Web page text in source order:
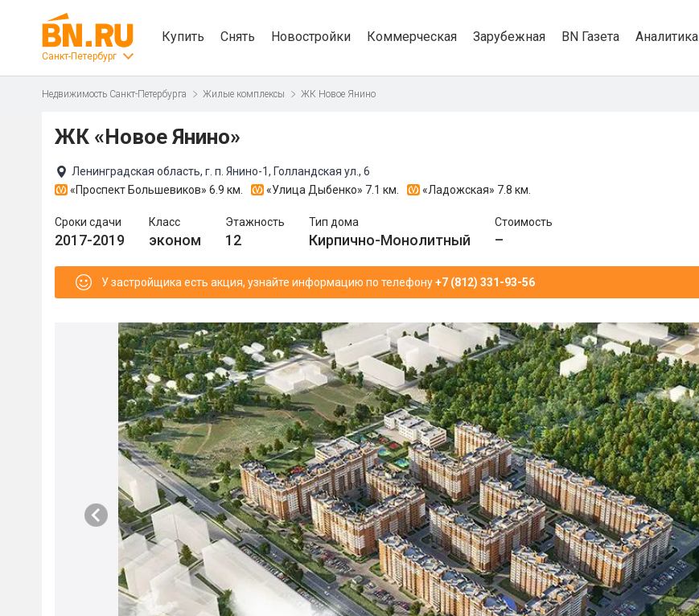
Санкт-Петербург
Купить Снять Новостройки Коммерческая Зарубежная BN Газета Аналитика
Недвижимость Санкт-Петербурга Жилые комплексы ЖК Новое Янино
ЖК «Новое Янино»
Ленинградская область, г. п. Янино-1, Голландская ул., 6
«Проспект Большевиков» 6.9 км. «Улица Дыбенко» 7.1 км. «Ладожская» 7.8 км.
Сроки сдачи
2017-2019
Класс
эконом
Этажность
12
Тип дома
Кирпично-Монолитный
Стоимость
–
У застройщика есть акция, узнайте информацию по телефону+7 (812) 331-93-56